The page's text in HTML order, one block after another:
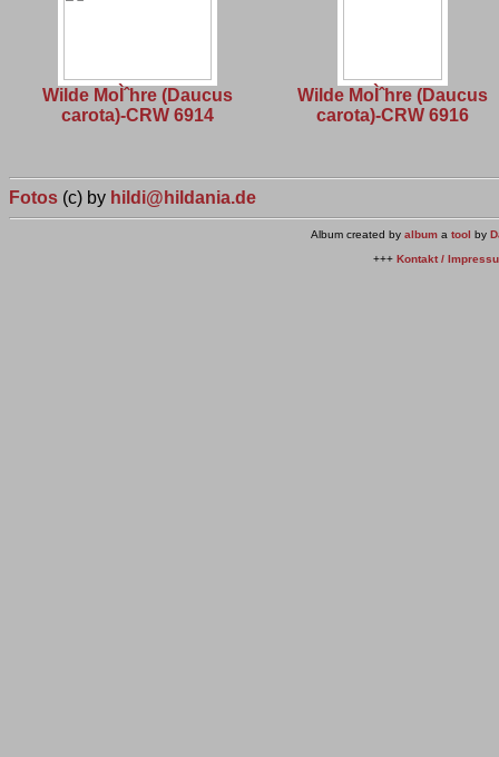
Wilde MoÌˆhre (Daucus
carota)-CRW 6914
Wilde MoÌˆhre (Daucus
carota)-CRW 6916
Fotos (c) by hildi@hildania.de
Album created by albuma tool by
+++ Kontakt /